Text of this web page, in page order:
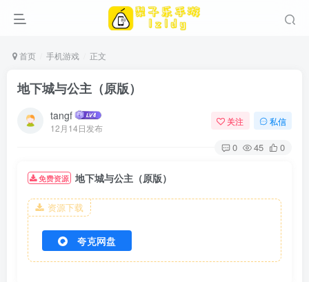
首页 手机游戏 正文
地下城与公主（原版）
tangf
12月14日发布
关注 私信
0 45 0
免费资源 地下城与公主（原版）
资源下载
夸克网盘